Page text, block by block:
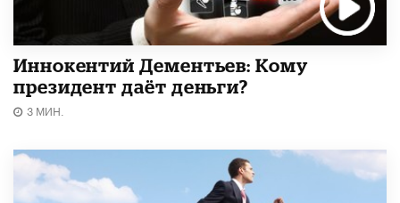
Иннокентий Дементьев: Кому
президент даёт деньги?
3 МИН.